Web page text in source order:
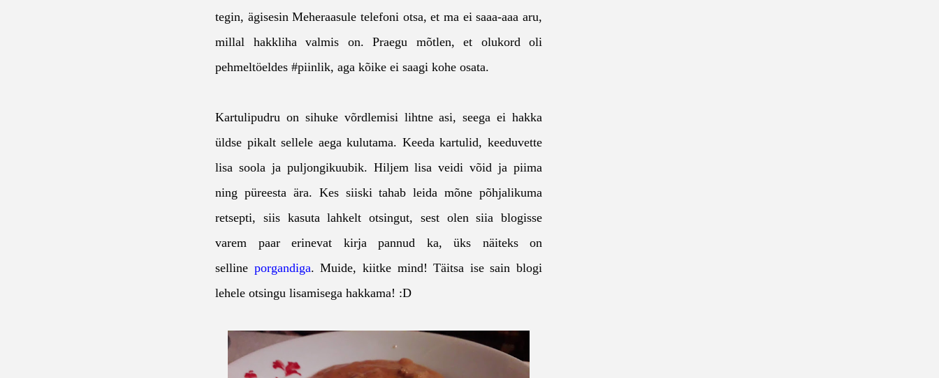
tegin, ägisesin Meheraasule telefoni otsa, et ma ei saaa-aaa aru,
millal hakkliha valmis on. Praegu mõtlen, et olukord oli
pehmeltöeldes #piinlik, aga kõike ei saagi kohe osata.
Kartulipudru on sihuke võrdlemisi lihtne asi, seega ei hakka
üldse pikalt sellele aega kulutama. Keeda kartulid, keeduvette
lisa soola ja puljongikuubik. Hiljem lisa veidi võid ja piima
ning püreesta ära. Kes siiski tahab leida mõne põhjalikuma
retsepti, siis kasuta lahkelt otsingut, sest olen siia blogisse
varem paar erinevat kirja pannud ka, üks näiteks on
selline porgandiga. Muide, kiitke mind! Täitsa ise sain blogi
lehele otsingu lisamisega hakkama! :D